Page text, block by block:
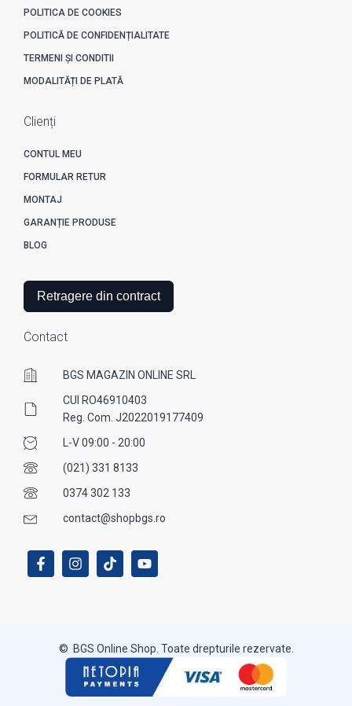
POLITICA DE COOKIES
POLITICĂ DE CONFIDENȚIALITATE
TERMENI ȘI CONDITII
MODALITĂȚI DE PLATĂ
Clienți
CONTUL MEU
FORMULAR RETUR
MONTAJ
GARANȚIE PRODUSE
BLOG
Retragere din contract
Contact
BGS MAGAZIN ONLINE SRL
CUI RO46910403
Reg. Com. J2022019177409
L-V 09:00 - 20:00
(021) 331 8133
0374 302 133
contact@shopbgs.ro
© BGS Online Shop. Toate drepturile rezervate.